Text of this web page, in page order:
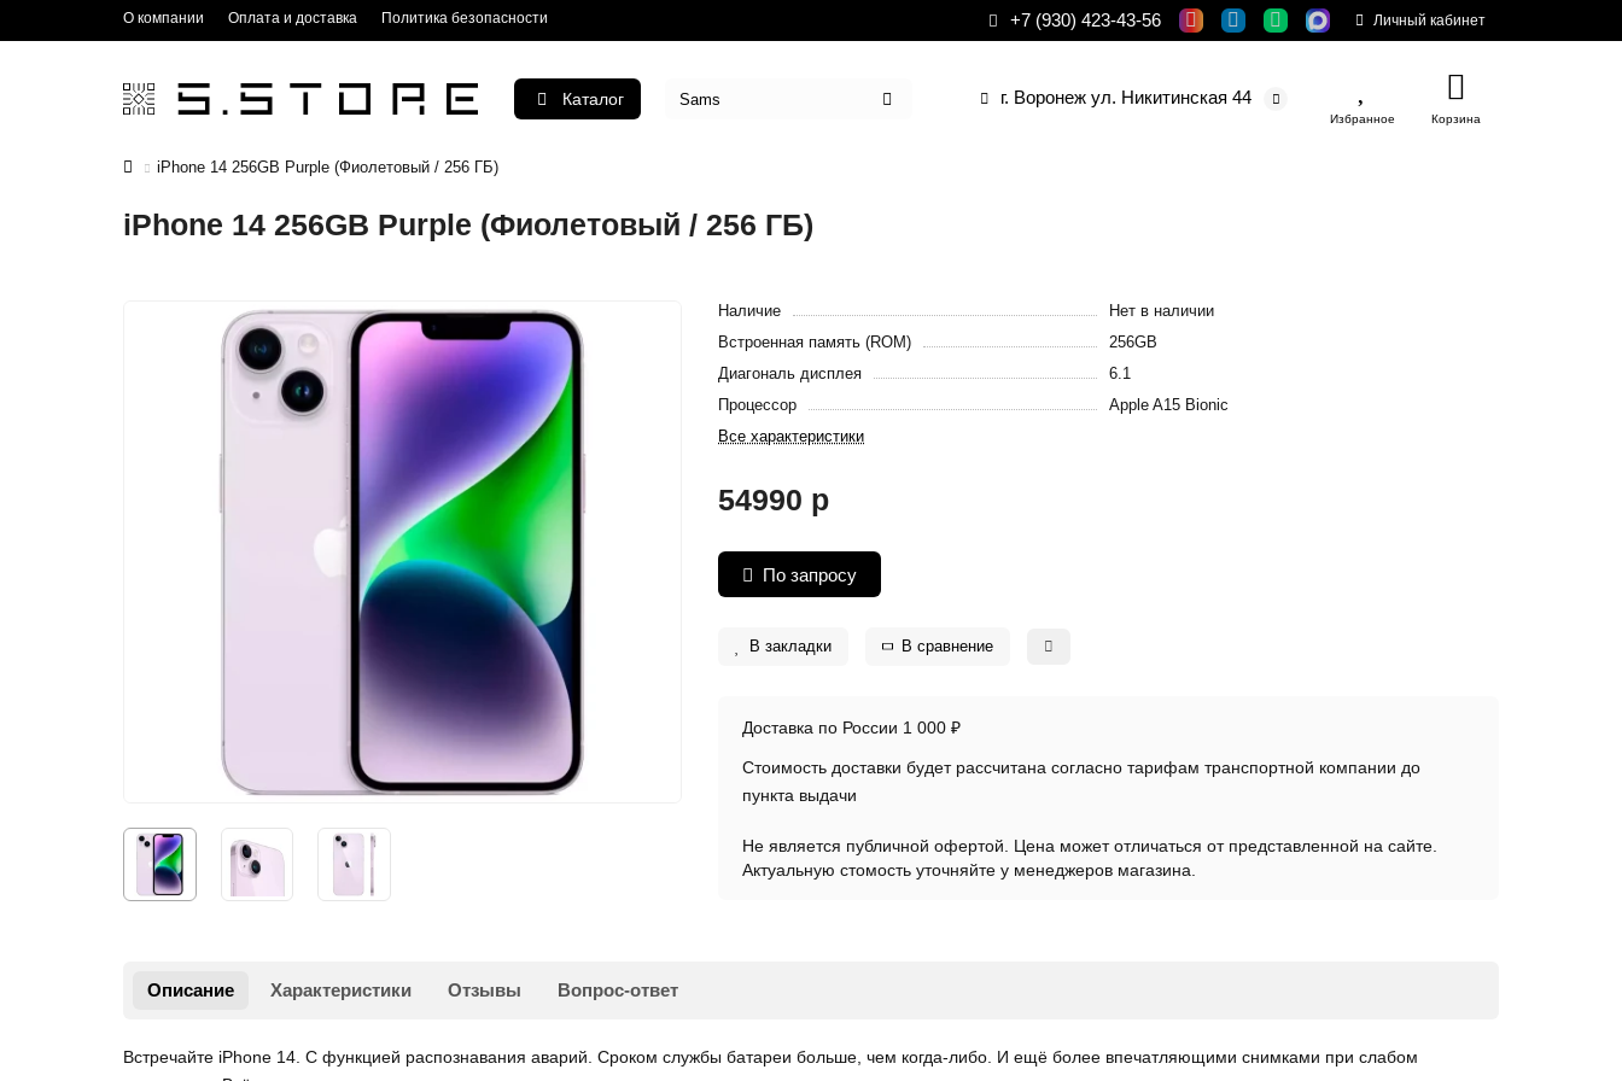
О компании Оплата и доставка Политика безопасности +7 (930) 423-43-56 Личный кабинет
Каталог г. Воронеж ул. Никитинская 44
Избранное Корзина
iPhone 14 256GB Purple (Фиолетовый / 256 ГБ)
iPhone 14 256GB Purple (Фиолетовый / 256 ГБ)
Наличие
Нет в наличии
Встроенная память (ROM)
256GB
Диагональ дисплея
6.1
Процессор
Apple A15 Bionic
Все характеристики
54990 р
По запросу
В закладки В сравнение
Доставка по России 1 000 ₽
Стоимость доставки будет рассчитана согласно тарифам транспортной компании до
пункта выдачи
Не является публичной офертой. Цена может отличаться от представленной на сайте.
Актуальную стомость уточняйте у менеджеров магазина.
Описание Характеристики Отзывы Вопрос-ответ
Встречайте iPhone 14. С функцией распознавания аварий. Сроком службы батареи больше, чем когда-либо. И ещё более впечатляющими снимками при слабом